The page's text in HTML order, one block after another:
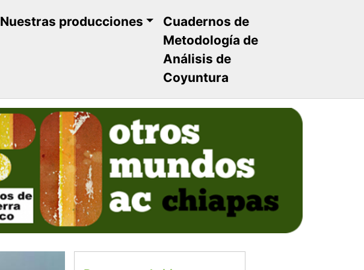
Nuestras producciones
Cuadernos de
Metodología de
Análisis de
Coyuntura